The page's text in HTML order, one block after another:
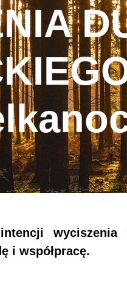
wyciszenia
i współpracę.